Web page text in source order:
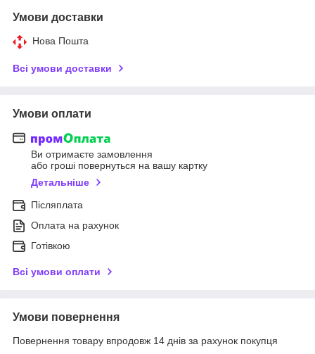
Умови доставки
Нова Пошта
Всі умови доставки
Умови оплати
Ви отримаєте замовлення
або гроші повернуться на вашу картку
Детальніше
Післяплата
Оплата на рахунок
Готівкою
Всі умови оплати
Умови повернення
Повернення товару впродовж 14 днів за рахунок покупця